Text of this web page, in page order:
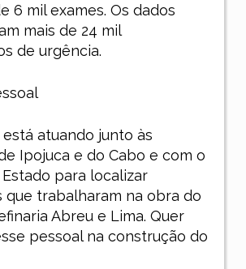
6 mil exames. Os dados
mais de 24 mil
de urgência.
atuando junto às
Ipojuca e do Cabo e com o
para localizar
que trabalharam na obra do
Abreu e Lima. Quer
pessoal na construção do